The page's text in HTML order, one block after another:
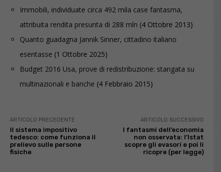
Immobili, individuate circa 492 mila case fantasma,
attribuita rendita presunta di 288 mln (4 Ottobre 2013)
Quanto guadagna Jannik Sinner, cittadino italiano
esentasse (1 Ottobre 2025)
Budget 2016 Usa, prove di redistribuzione: stangata su
multinazionali e banche (4 Febbraio 2015)
ARTICOLO PRECEDENTE
Il sistema impositivo
tedesco: come funziona il
prelievo sulle persone
fisiche
ARTICOLO SUCCESSIVO
I fantasmi dell’economia
non osservata: l’Istat
scopre gli evasori e poi li
ricopre (per legge)